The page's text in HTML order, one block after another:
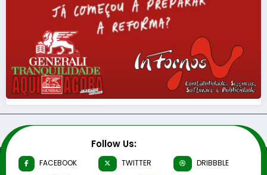
Follow Us:
FACEBOOK TWITTER
DRIBBBLE